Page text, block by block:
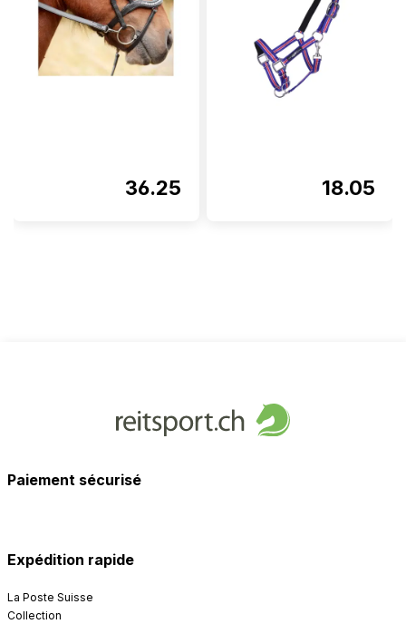
36.25 18.05
Paiement sécurisé
Expédition rapide
La Poste Suisse
Collection